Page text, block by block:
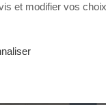
et modifier vos